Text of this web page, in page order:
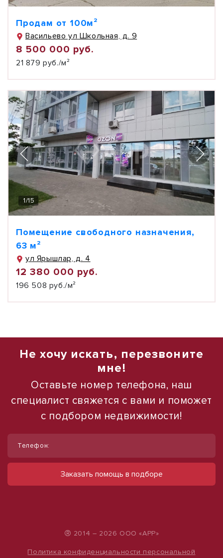
Продам от 100м²
Васильево ул Школьная, д. 9
8 500 000 руб.
21 879 руб./м²
1/15
Помещение свободного назначения,
63 м²
ул Ярышлар, д. 4
12 380 000 руб.
196 508 руб./м²
Не хочу искать, перезвоните
мне!
Оставьте номер телефона, наш
специалист свяжется с вами и поможет
с подбором недвижимости!
Телефон:
Заказать помощь в подборе
® 2014 – 2026 ООО «АРР»
Политика конфиденциальности персональной